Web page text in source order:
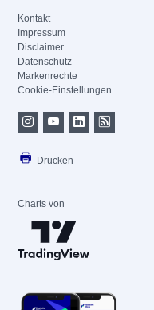
Kontakt
Impressum
Disclaimer
Datenschutz
Markenrechte
Cookie-Einstellungen
Drucken
Charts von